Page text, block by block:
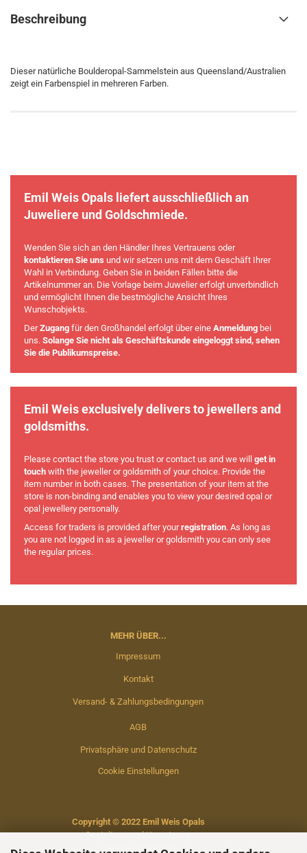
Beschreibung
Dieser natürliche Boulderopal-Sammelstein aus Queensland/Australien
zeigt ein Farbenspiel in mehreren Farben.
Emil Weis Opals liefert ausschließlich an
Juweliere und Goldschmiede.
Wenden Sie sich an den Händler Ihres Vertrauens oder
kontaktieren Sie uns und wir setzen uns mit dem Geschäft Ihrer
Wahl in Verbindung. Geben Sie in beiden Fällen bitte die
Artikelnummer an. Die Vorlage beim Juwelier erfolgt unverbindlich
und ermöglicht Ihnen die bestmögliche Ansicht Ihres
Wunschobjekts.
DerZugang für den Großhandel erfolgt über eine Anmeldung bei
uns. Solange Sie nicht als Geschäftskunde eingeloggt sind, sehen
Sie die Publikumspreise.
Emil Weis exclusively delivers to jewellers and
goldsmiths.
Please contact the store you trust or contact us and we will get in
touch with the jeweller or goldsmith of your choice. Provide the
item number in both cases. The presentation of your item at the
store is non-binding and enables you to view your desired opal or
opal jewellery personally.
Access for traders is provided after yourregistration. As long as
you are not logged in as a jeweller or goldsmith you can only see
the regular prices.
MEHR ÜBER...
Impressum
Kontakt
Versand- & Zahlungsbedingungen
AGB
Privatsphäre und Datenschutz
Cookie Einstellungen
Copyright © 2022 Emil Weis Opals
Gestaltung und Umsetzung:
kreative-medien.de